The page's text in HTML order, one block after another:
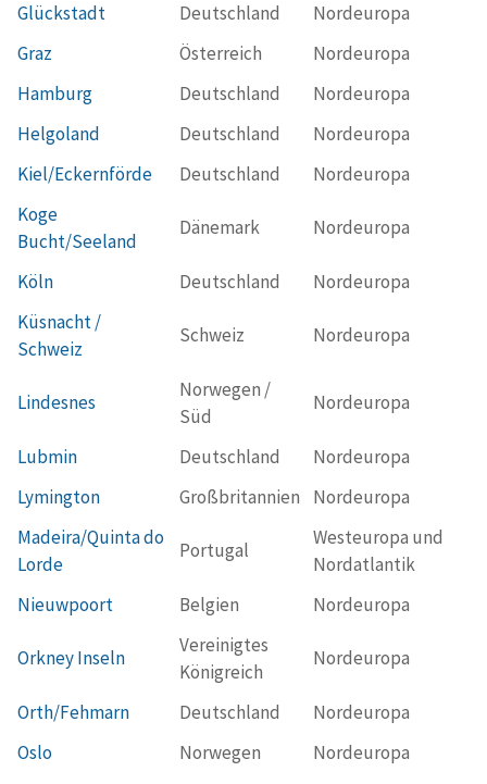
Glückstadt
Deutschland
Nordeuropa
Graz
Österreich
Nordeuropa
Hamburg
Deutschland
Nordeuropa
Helgoland
Deutschland
Nordeuropa
Kiel/Eckernförde
Deutschland
Nordeuropa
Koge
Bucht/Seeland
Dänemark Nordeuropa
Köln Deutschland
Nordeuropa
Küsnacht /
Schweiz
Schweiz Nordeuropa
Lindesnes
Norwegen /
Süd
Nordeuropa
Lubmin Deutschland
Nordeuropa
Lymington
Großbritannien
Nordeuropa
Madeira/Quinta do
Lorde
Portugal
Westeuropa und
Nordatlantik
Nieuwpoort
Belgien Nordeuropa
Orkney Inseln
Vereinigtes
Königreich
Nordeuropa
Orth/Fehmarn Deutschland
Nordeuropa
Oslo
Norwegen
Nordeuropa